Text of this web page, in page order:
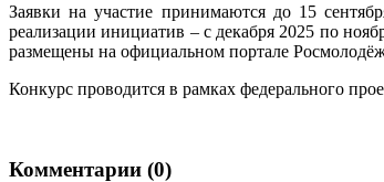
Заявки на участие принимаются до 15
реализации инициатив – с декабря 2025 по
размещены на официальном портале
Конкурс проводится в рамках федерального
Комментарии (0)